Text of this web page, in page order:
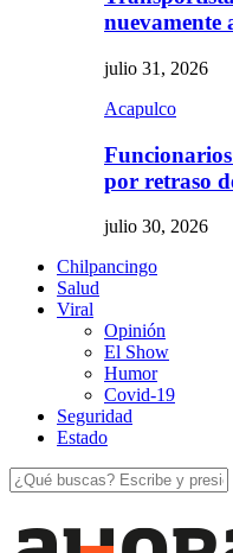
julio 31, 2026
Acapulco
por retraso
julio 30, 2026
Chilpancingo
Salud
Viral
Opinión
El Show
Humor
Covid-19
Seguridad
Estado